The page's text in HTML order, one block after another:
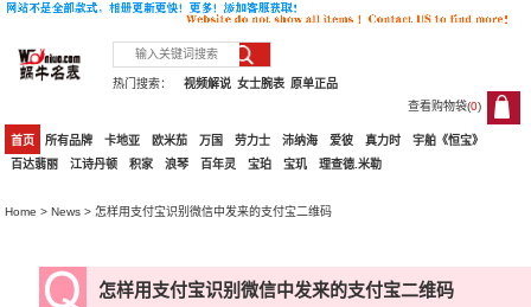
热门搜索： 原单正品
女士腕表
视频解说
查看购物袋(0)
0
首页 所有品牌 卡地亚 欧米茄 万国 劳力士 沛纳海 爱彼 真力时
宇舶《恒宝》
百达翡丽
江诗丹顿 积家 浪琴 百年灵 宝珀 宝玑 理查德.米勒
Home >News > 怎样用支付宝识别微信中发来的支付宝二维码
怎样用支付宝识别微信中发来的支付宝二维码